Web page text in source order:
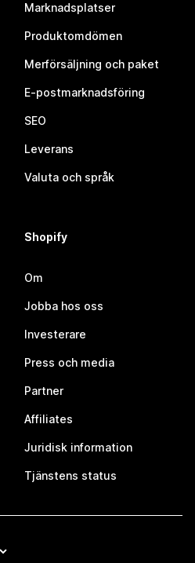
Marknadsplatser
Produktomdömen
Merförsäljning och paket
E-postmarknadsföring
SEO
Leverans
Valuta och språk
Shopify
Om
Jobba hos oss
Investerare
Press och media
Partner
Affiliates
Juridisk information
Tjänstens status